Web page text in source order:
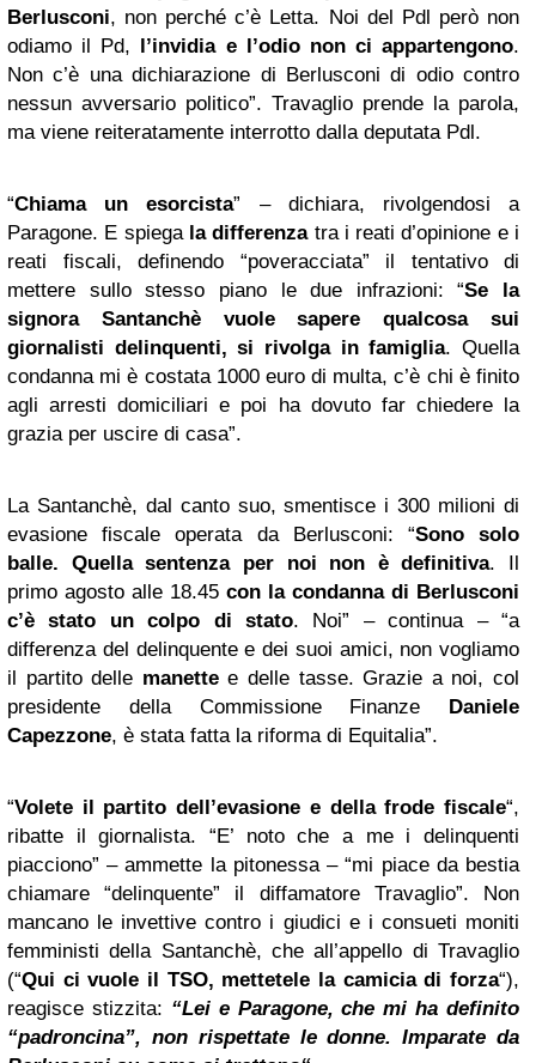
Berlusconi, non perché c’è Letta. Noi del Pdl però non
odiamo il Pd, l’invidia e l’odio non ci appartengono.
Non c’è una dichiarazione di Berlusconi di odio contro
nessun avversario politico”. Travaglio prende la parola,
ma viene reiteratamente interrotto dalla deputata Pdl.
“Chiama un esorcista” – dichiara, rivolgendosi a
Paragone. E spiega la differenzatra i reati d’opinione e i
reati fiscali, definendo “poveracciata” il tentativo di
mettere sullo stesso piano le due infrazioni: “Se la
signora Santanchè vuole sapere qualcosa sui
giornalisti delinquenti, si rivolga in famiglia. Quella
condanna mi è costata 1000 euro di multa, c’è chi è finito
agli arresti domiciliari e poi ha dovuto far chiedere la
grazia per uscire di casa”.
La Santanchè, dal canto suo, smentisce i 300 milioni di
evasione fiscale operata da Berlusconi: “Sono solo
balle. Quella sentenza per noi non è definitiva. Il
primo agosto alle 18.45 con la condanna di Berlusconi
c’è stato un colpo di stato. Noi” – continua – “a
differenza del delinquente e dei suoi amici, non vogliamo
il partito delle manettee delle tasse. Grazie a noi, col
presidente della Commissione Finanze Daniele
Capezzone, è stata fatta la riforma di Equitalia”.
“Volete il partito dell’evasione e della frode fiscale“,
ribatte il giornalista. “E’ noto che a me i delinquenti
piacciono” – ammette la pitonessa – “mi piace da bestia
chiamare “delinquente” il diffamatore Travaglio”. Non
mancano le invettive contro i giudici e i consueti moniti
femministi della Santanchè, che all’appello di Travaglio
(“Qui ci vuole il TSO, mettetele la camicia di forza“),
reagisce stizzita: “Lei e Paragone, che mi ha definito
“padroncina”, non rispettate le donne. Imparate da